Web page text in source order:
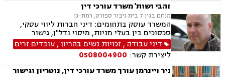
זהבי ושות' משרד עורכי דין
מנחם בגין 7 בית גיבור ספורט, רמת-גן
המשרד עוסק בתחומים: דיני חברות ליווי עסקי,
סכסוכים בין בעלי מניות, מיסוי נדל"ן, גישור
ובוררויות, לשון הרע, תביעות ייצוגיות דיני עבודה,
זכויות נשים בהריון, עובדים זרים, מקרקעין ונדל"ן,
אגודות שיתופיות, פינוי מושכר, עסקאות מכר דירה,
נחלות ומושבים, רשות מקרקעי ישראל, משפט
דיני עבודה , זכויות נשים בהריון,עובדים זרים
ליצירת קשר: 0508004900
ניר ויינרמן עורך משרד עורכי דין, נוטריון וגישור